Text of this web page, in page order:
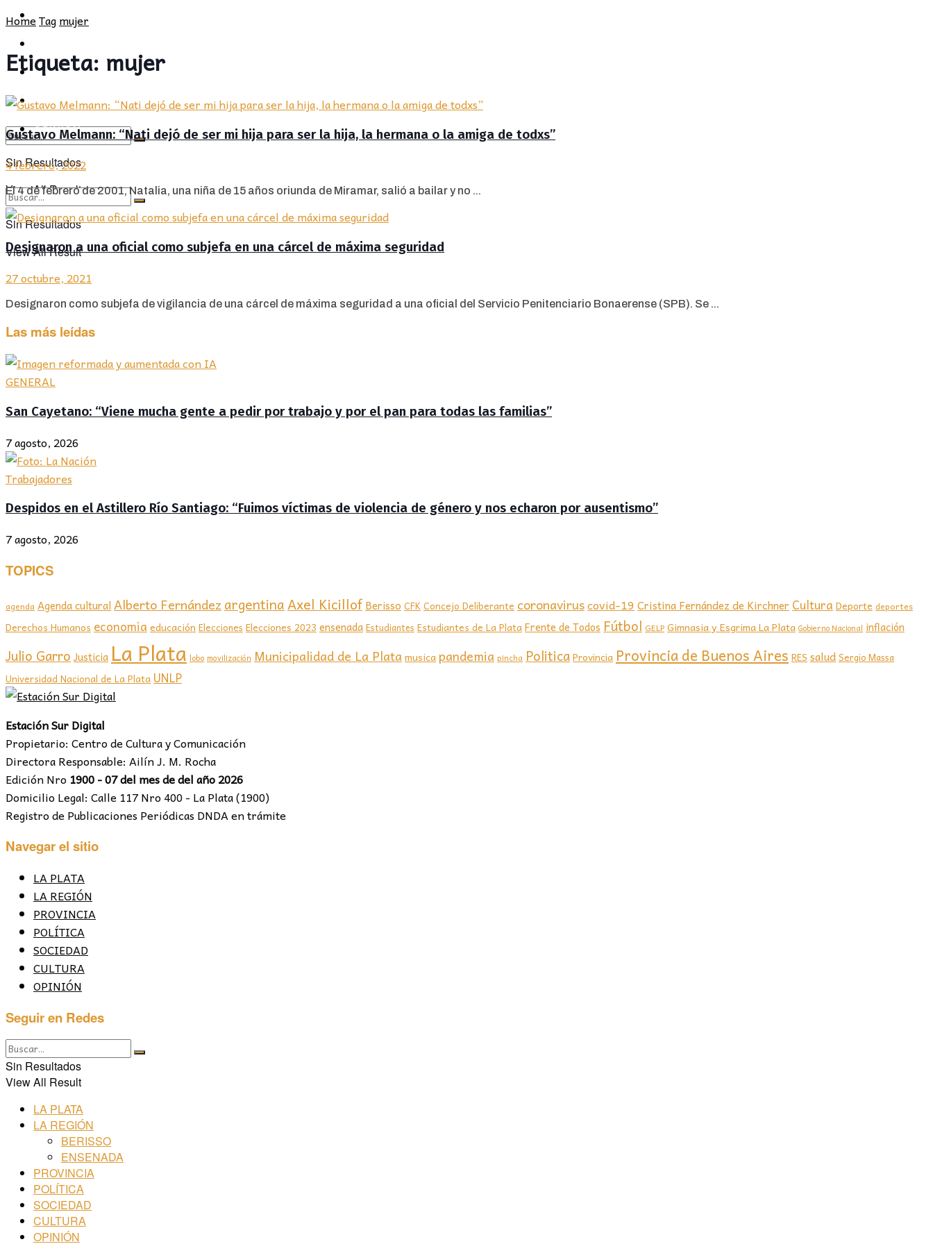
CULTURA
Sin Resultados
View All Result
PROVINCIA
SOCIEDAD
CULTURA
OPINIÓN
Sin Resultados
View All Result
HomeTagmujer
Etiqueta: mujer
Gustavo Melmann: “Nati dejó de ser mi hija para ser la hija, la hermana o la amiga de todxs”
4 febrero, 2022
El 4 de febrero de 2001, Natalia, una niña de 15 años oriunda de Miramar, salió a bailar y no ...
Designaron a una oficial como subjefa en una cárcel de máxima seguridad
27 octubre, 2021
Designaron como subjefa de vigilancia de una cárcel de máxima seguridad a una oficial del Servicio Penitenciario Bonaerense (SPB). Se ...
Las más leídas
GENERAL
San Cayetano: “Viene mucha gente a pedir por trabajo y por el pan para todas las familias”
7 agosto, 2026
Trabajadores
Despidos en el Astillero Río Santiago: “Fuimos víctimas de violencia de género y nos echaron por ausentismo”
7 agosto, 2026
TOPICS
agenda Agenda culturalAlberto Fernández argentinaAxel Kicillof Berisso CFKConcejo Deliberante coronaviruscovid-19 Cristina Fernández de Kirchner Cultura Deporte deportes
Derechos Humanos economia educación Elecciones Elecciones 2023 ensenada Estudiantes Estudiantes de La PlataFrente de Todos Fútbol GELP Gimnasia y Esgrima La Plata Gobierno Nacional inflación
Julio Garro Justicia La Plata lobo movilización Municipalidad de La Plata musicapandemia pincha PoliticaProvincia Provincia de Buenos Aires RES saludSergio Massa
Universidad Nacional de La Plata UNLP
Estación Sur Digital
Propietario: Centro de Cultura y Comunicación
Directora Responsable: Ailín J. M. Rocha
Edición Nro 1900 - 07 del mes de del año 2026
Domicilio Legal: Calle 117 Nro 400 - La Plata (1900)
Registro de Publicaciones Periódicas DNDA en trámite
Navegar el sitio
LA PLATA
LA REGIÓN
PROVINCIA
POLÍTICA
SOCIEDAD
CULTURA
OPINIÓN
Seguir en Redes
Sin Resultados
View All Result
LA PLATA
LA REGIÓN
BERISSO
ENSENADA
PROVINCIA
POLÍTICA
SOCIEDAD
CULTURA
OPINIÓN